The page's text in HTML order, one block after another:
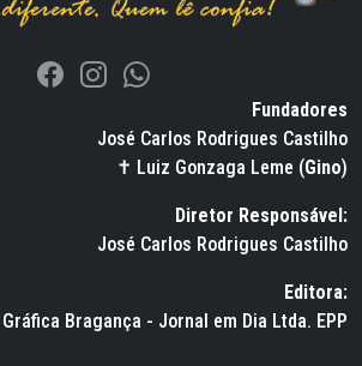
Fundadores
José Carlos Rodrigues Castilho
✝ Luiz Gonzaga Leme (Gino)
Diretor Responsável:
José Carlos Rodrigues Castilho
Editora:
Gráfica Bragança - Jornal em Dia Ltda. EPP